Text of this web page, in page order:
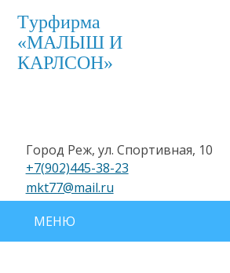
Tурфирма
«МАЛЫШ И
КАРЛСОН»
Город Реж, ул. Спортивная, 10
+7(902)445-38-23
mkt77@mail.ru
МЕНЮ